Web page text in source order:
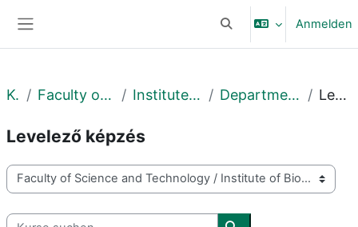
SucheingabeAnmelden
Kurse Faculty of Science and Technology Institute of Biology and Ecology Department of Evolutionary Zoology Levelező képzés
Levelező képzés
Kursbereiche
Kurse suchen